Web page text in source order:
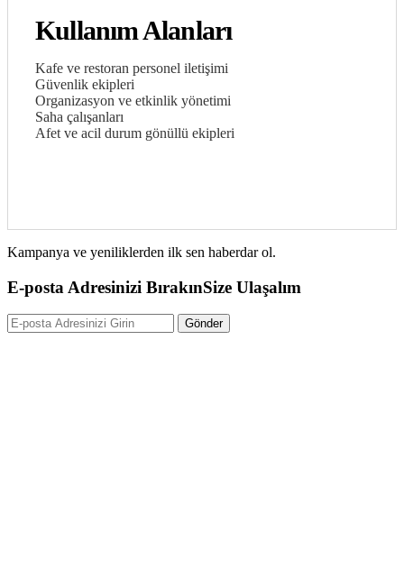
Kullanım Alanları
Kafe ve restoran personel iletişimi
Güvenlik ekipleri
Organizasyon ve etkinlik yönetimi
Saha çalışanları
Afet ve acil durum gönüllü ekipleri
Kampanya ve yeniliklerden ilk sen haberdar ol.
E-posta Adresinizi BırakınSize Ulaşalım